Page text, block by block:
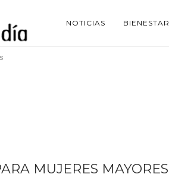
NOTICIAS BIENESTAR
MUJERES MAYORES